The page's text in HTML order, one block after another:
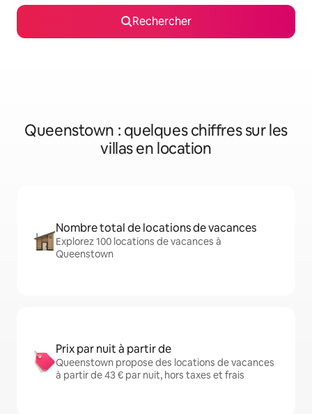
Rechercher
Queenstown : quelques chiffres sur les
villas en location
Nombre total de locations de vacances
Explorez 100 locations de vacances à
Queenstown
Prix par nuit à partir de
Queenstown propose des locations de vacances
à partir de 43 € par nuit, hors taxes et frais